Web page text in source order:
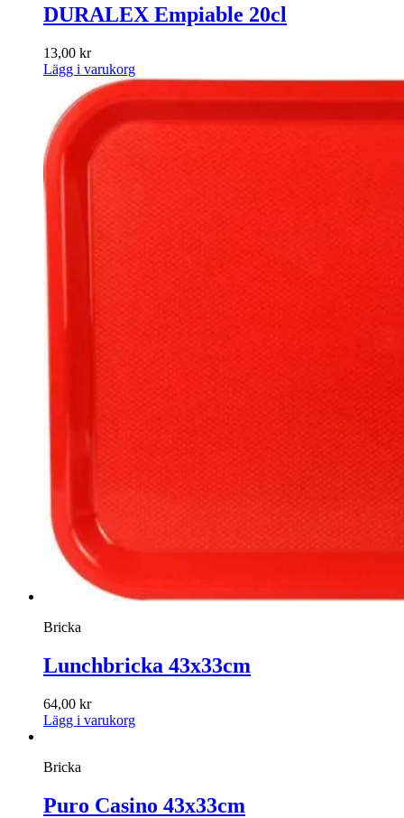
DURALEX Empiable 20cl
13,00 kr
Lägg i varukorg
Bricka
Lunchbricka 43x33cm
64,00 kr
Lägg i varukorg
Bricka
Puro Casino 43x33cm